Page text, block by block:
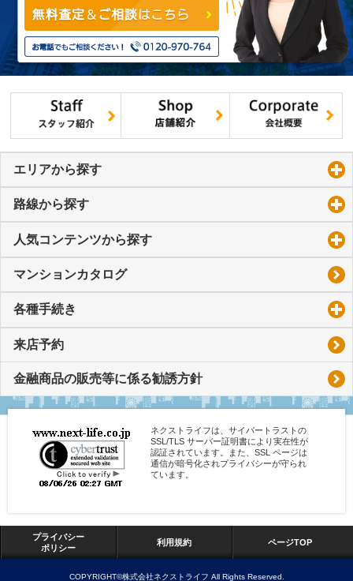
エリアから探す
路線から探す
人気コンテンツから探す
マンションカタログ
各種手続き
来店予約
金融商品の販売等に係る勧誘方針
ネクストライフは、サイバートラストの
SSL/TLS サーバー証明書により実在性が
認証されています。また、SSL ページは
通信が暗号化されプライバシーが守られ
ています。
プライバシー
ポリシー
利用規約 ページTOP
COPYRIGHT©株式会社ネクストライフ All Rights Reserved.